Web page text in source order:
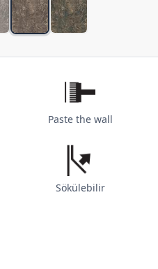
Paste the wall
Sökülebilir